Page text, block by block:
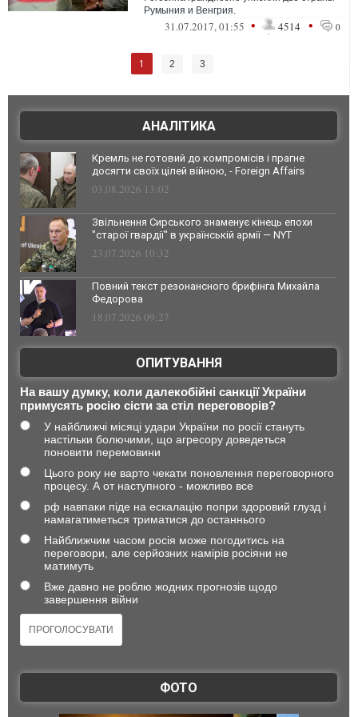
Румыния и Венгрия.
31.07.2017, 01:55 • 4514 • 0
1 2 3
АНАЛІТИКА
Кремль не готовий до компромісів і прагне
досягти своїх цілей війною, - Foreign Affairs
03.08.2026 13:02
Звільнення Сирського знаменує кінець епохи
"старої гвардії" в українській армії — NYT
23.07.2026 10:32
Повний текст резонансного брифінга Михайла
Федорова
18.07.2026 09:27
ОПИТУВАННЯ
На вашу думку, коли далекобійні санкції України
примусять росію сісти за стіл переговорів?
У найближчі місяці удари України по росії стануть
настільки болючими, що агресору доведеться
поновити перемовини
Цього року не варто чекати поновлення переговорного
процесу. А от наступного - можливо все
рф навпаки піде на ескалацію попри здоровий глузд і
намагатиметься триматися до останнього
Найближчим часом росія може погодитись на
переговори, але серйозних намірів росіяни не
матимуть
Вже давно не роблю жодних прогнозів щодо
завершення війни
ФОТО